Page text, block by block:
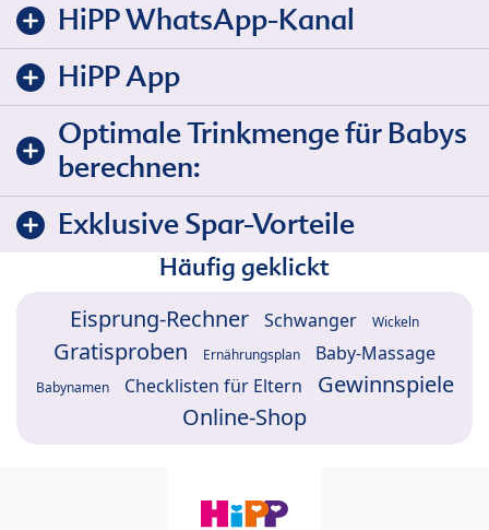
HiPP WhatsApp-Kanal
HiPP App
Optimale Trinkmenge für Babys
berechnen:
Exklusive Spar-Vorteile
Häufig geklickt
Eisprung-Rechner Schwanger Wickeln
Gratisproben Ernährungsplan Baby-Massage
Babynamen Checklisten für Eltern
Gewinnspiele
Online-Shop